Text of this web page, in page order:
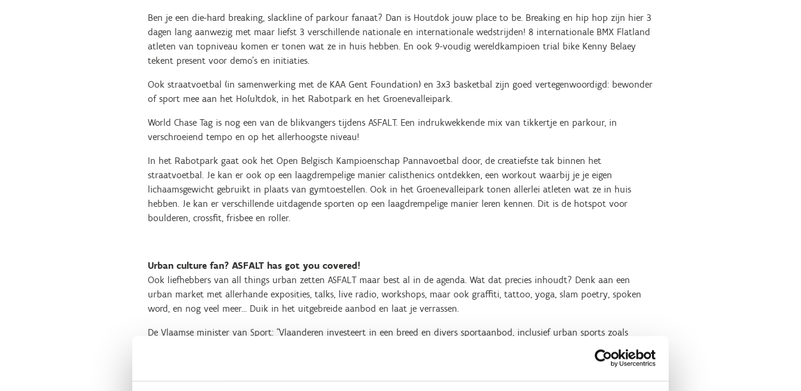
Ben je een die-hard breaking, slackline of parkour fanaat? Dan is Houtdok jouw place to be. Breaking en hip hop zijn hier 3
dagen lang aanwezig met maar liefst 3 verschillende nationale en internationale wedstrijden! 8 internationale BMX Flatland
atleten van topniveau komen er tonen wat ze in huis hebben. En ook 9-voudig wereldkampioen trial bike Kenny Belaey
tekent present voor demo’s en initiaties.
Ook straatvoetbal (in samenwerking met de KAA Gent Foundation) en 3x3 basketbal zijn goed vertegenwoordigd: bewonder
of sport mee aan het Ho(u)tdok, in het Rabotpark en het Groenevalleipark.
World Chase Tag is nog een van de blikvangers tijdens ASFALT. Een indrukwekkende mix van tikkertje en parkour, in
verschroeiend tempo en op het allerhoogste niveau!
In het Rabotpark gaat ook het Open Belgisch Kampioenschap Pannavoetbal door, de creatiefste tak binnen het
straatvoetbal. Je kan er ook op een laagdrempelige manier calisthenics ontdekken, een workout waarbij je je eigen
lichaamsgewicht gebruikt in plaats van gymtoestellen. Ook in het Groenevalleipark tonen allerlei atleten wat ze in huis
hebben. Je kan er verschillende uitdagende sporten op een laagdrempelige manier leren kennen. Dit is de hotspot voor
boulderen, crossfit, frisbee en roller.
Urban culture fan? ASFALT has got you covered!
Ook liefhebbers van all things urban zetten ASFALT maar best al in de agenda. Wat dat precies inhoudt? Denk aan een
urban market met allerhande exposities, talks, live radio, workshops, maar ook graffiti, tattoo, yoga, slam poetry, spoken
word, en nog veel meer… Duik in het uitgebreide aanbod en laat je verrassen.
De Vlaamse minister van Sport: "Vlaanderen investeert in een breed en divers sportaanbod, inclusief urban sports zoals
skateboarden, 3x3 basketbal, BMX en Breaking. Die sporten staan meer dan verdiend op het programma van de Olympische
Spelen en we hebben veel Vlaams talent in huis. Het is een bewuste strategie om steeds meer topevenementen met